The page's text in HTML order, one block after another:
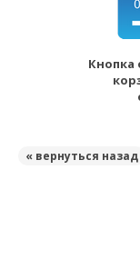
Кнопка
« вернуться назад